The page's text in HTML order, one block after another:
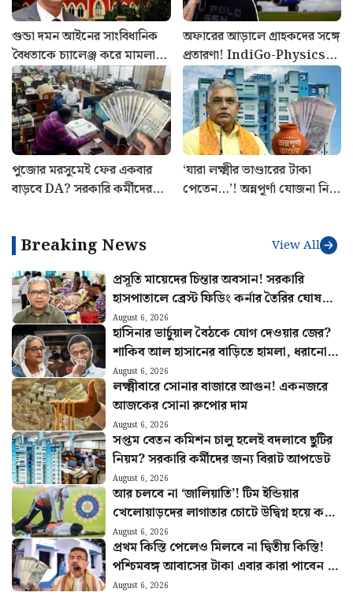
গুন্ডা দমন আইনের সাংবিধানিক
বৈধতাকে চ্যালেঞ্জ করে মামলা!
খারিজ করে দিল হাইকোর্ট
অফারের আড়ালে গ্রাহকদের সঙ্গে
প্রতারণা! IndiGo-Physics
Wallah সহ ৯ টি সংস্থাকে
জরিমানা কেন্দ্রের
পুজোর মরসুমেই ফের একবার
বাড়বে DA? সরকারি কর্মীদের
‘যারা লক্ষ্মীর ভাণ্ডারের টাকা
পেতেন…’! অন্নপূর্ণা যোজনা নিয়ে
Breaking News View All
প্রসূতি মায়েদের চিন্তার অবসান! সরকারি
হাসপাতালে ব্রেস্ট ফিডিং কর্নার তৈরির ঘোষণা
স্বাস্থ্যমন্ত্রীর
August 6, 2026
হাসিনার ভার্চুয়াল বৈঠকে যোগ দেওয়ার জের?
শাকিব আল হাসানের বাড়িতে হামলা, ধরানো
হল আগুন
August 6, 2026
লক্ষ্মীবারে সোনার বাজারে আগুন! একনজরে
আজকের সোনা রুপোর দাম
August 6, 2026
সপ্তম বেতন কমিশন চালু হলেই বদলাবে ছুটির
নিয়ম? সরকারি কর্মীদের জন্য বিরাট আপডেট
August 6, 2026
আর চলবে না ‘জালিয়াতি’! টিম ইন্ডিয়ার
খেলোয়াড়দের লাগাতার চোটে উদ্বিগ্ন হয়ে কড়া
পদক্ষেপ BCCI-র
August 6, 2026
প্রথম কিস্তি পেলেও মিলবে না দ্বিতীয় কিস্তি!
পশ্চিমবঙ্গ আবাসের টাকা এবার কারা পাবেন না
জানুন
August 6, 2026